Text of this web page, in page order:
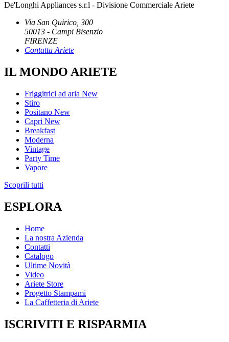
De'Longhi Appliances s.r.l - Divisione Commerciale Ariete
Via San Quirico, 300
50013 - Campi Bisenzio
FIRENZE
Contatta Ariete
IL MONDO ARIETE
Friggitrici ad aria New
Stiro
Positano New
Capri New
Breakfast
Moderna
Vintage
Party Time
Vapore
Scoprili tutti
ESPLORA
Home
La nostra Azienda
Contatti
Catalogo
Ultime Novità
Video
Ariete Store
Progetto Stampami
La Caffetteria di Ariete
ISCRIVITI E RISPARMIA